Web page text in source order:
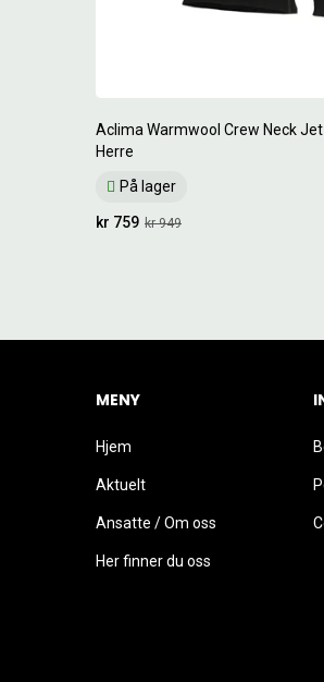
Aclima Warmwool Crew Neck
Herre
På lager
kr 949
kr 759
MENY
Hjem
Aktuelt
Ansatte / Om oss
Her finner du oss